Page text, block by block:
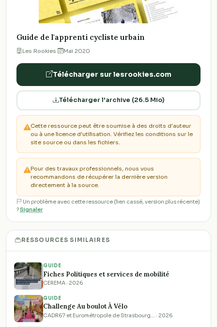
Guide de l'apprenti cycliste urbain
Les Rookies· Mai 2020
Télécharger sur lesrookies.com
Télécharger l'archive (26.5 Mio)
Cette ressource peut être soumise à des droits d'auteur
ou à une licence d'utilisation. Vérifiez les conditions sur le
site source ou dans les fichiers.
Pour des travaux professionnels, nous vous
recommandons de récupérer la dernière version
directement à la source.
Un problème avec cette ressource (lien cassé, version plus récente)
?Signaler
RESSOURCES SIMILAIRES
GUIDE
Fiches Politiques et services de mobilité
CEREMA · 2026
GUIDE
Challenge Au boulot À Vélo
CADR67 et Eurométropole de Strasbourg… · 2026